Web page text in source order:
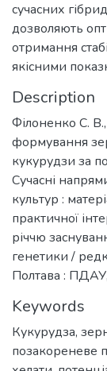
сучасних
дозволяють
отримання
якісними
Description
Філоненко С.
формування
кукурудзи за
Сучасні
культур :
практичної
річчю
генетики /
Полтава :
Keywords
Кукурудза,
позакореневе